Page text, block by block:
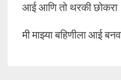
आई आणि तो थरकी छोकरा
मी माझ्या बहिणीला आई